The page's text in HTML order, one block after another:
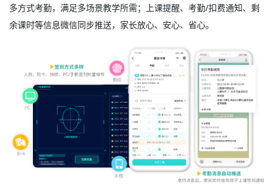
多方式考勤，满足多场景教学所需；上课提醒、考勤/扣费通知、剩
余课时等信息微信同步推送，家长放心、安心、省心。